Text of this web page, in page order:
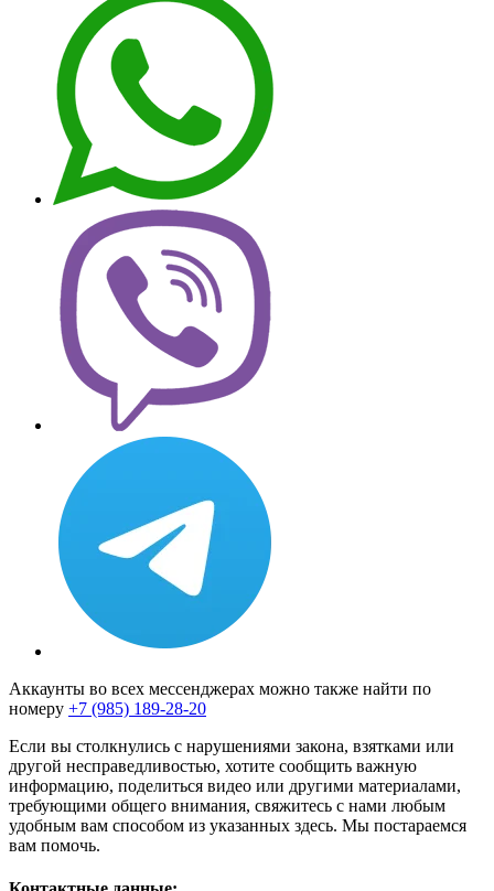
Аккаунты во всех мессенджерах можно также найти по
номеру +7 (985) 189-28-20
Если вы столкнулись с нарушениями закона, взятками или
другой несправедливостью, хотите сообщить важную
информацию, поделиться видео или другими материалами,
требующими общего внимания, свяжитесь с нами любым
удобным вам способом из указанных здесь. Мы постараемся
вам помочь.